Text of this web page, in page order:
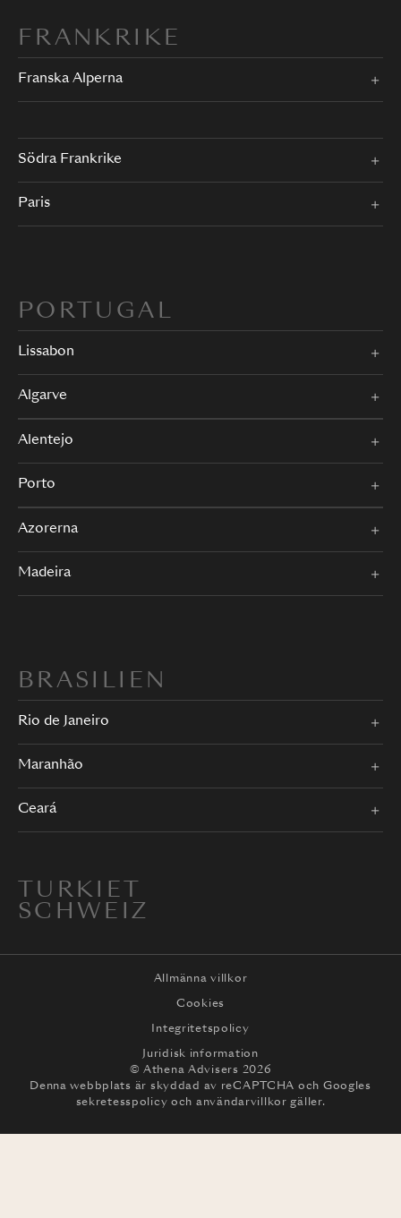
FRANKRIKE
Franska Alperna
Södra Frankrike
Paris
PORTUGAL
Lissabon
Algarve
Alentejo
Porto
Azorerna
Madeira
BRASILIEN
Rio de Janeiro
Maranhão
Ceará
TURKIET
SCHWEIZ
Allmänna villkor
Cookies
Integritetspolicy
Juridisk information
© Athena Advisers 2026
Denna webbplats är skyddad av reCAPTCHA och Googles
sekretesspolicy och användarvillkor gäller.